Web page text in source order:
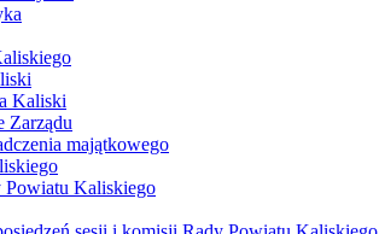
Kaliski
Zarządu
majątkowego
Powiatu Kaliskiego